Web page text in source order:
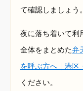
て確認しましょう。
夜に落ち着いて利
全体をまとめた弁
を呼ぶ方へ｜港区
ください。